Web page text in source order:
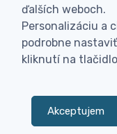
ďalších weboch.
Personalizáciu a
podrobne
kliknutí na
Akceptujem